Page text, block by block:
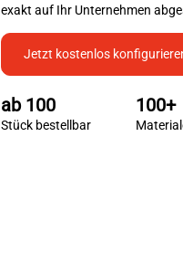
exakt auf Ihr Unternehmen
Jetzt kostenlos
Stück bestellbar
ab 100 100+